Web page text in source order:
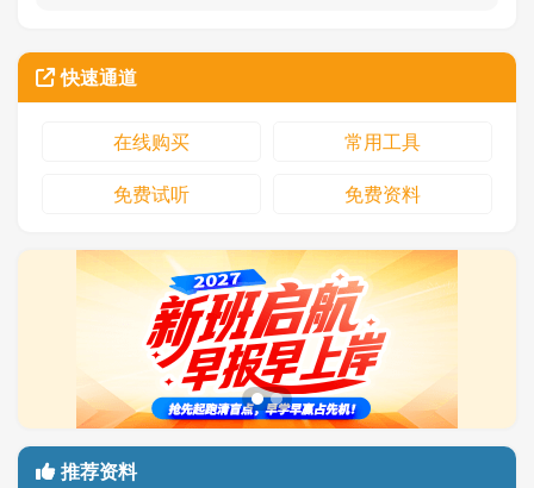
快速通道
在线购买
常用工具
免费试听
免费资料
推荐资料